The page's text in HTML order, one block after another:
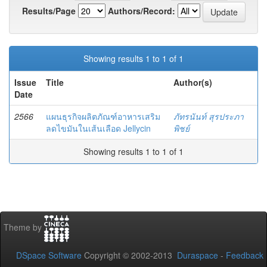
Results/Page
Authors/Record:
Showing results 1 to 1 of 1
Issue
Date
Title Author(s)
2566
แผนธุรกิจผลิตภัณฑ์อาหารเสริม
ลดไขมันในเส้นเลือด Jellycin
ภัทรนันท์ สุรประภา
พิชย์
Showing results 1 to 1 of 1
Theme by
DSpace Software Copyright © 2002-2013 Duraspace - Feedback